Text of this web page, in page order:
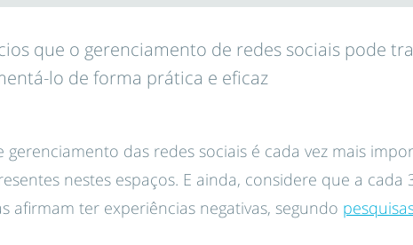
que o gerenciamento de redes sociais pode
lo de forma prática e eficaz
gerenciamento das redes sociais é cada vez mais
nestes espaços. E ainda, considere que a cada
afirmam ter experiências negativas, segundo